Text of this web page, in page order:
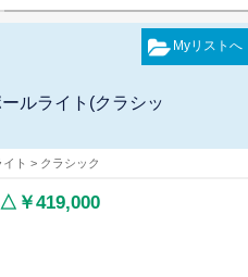
公園・街路用照明 > LEDランプ用ポールライト > クラシック
△￥419,000